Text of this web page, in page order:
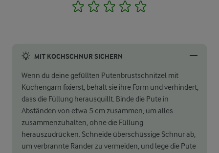
1 2 3 4
MIT KOCHSCHNUR SICHERN
Wenn du deine gefüllten Putenbrustschnitzel mit
Küchengarn fixierst, behält sie ihre Form und verhindert,
dass die Füllung herausquillt. Binde die Pute in
Abständen von etwa 5 cm zusammen, um alles
zusammenzuhalten, ohne die Füllung
herauszudrücken. Schneide überschüssige Schnur ab,
um verbrannte Ränder zu vermeiden, und lege die Pute